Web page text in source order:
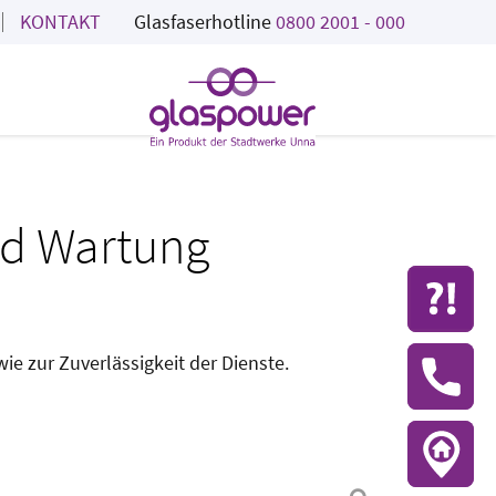
KONTAKT Glasfaserhotline0800 2001 - 000
Wartung
zur Zuverlässigkeit der Dienste.